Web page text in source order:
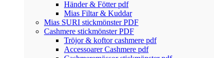
Händer & Fötter pdf
Mias Filtar & Kuddar
Mias SURI stickmönster PDF
Cashmere stickmönster PDF
Tröjor & koftor cashmere pdf
Accessoarer Cashmere pdf